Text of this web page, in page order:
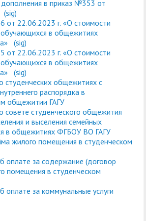
дополнения в приказ №353 от
(sig)
от 22.06.2023 г. «О стоимости
в общежитиях
(sig)
от 22.06.2023 г. «О стоимости
в общежитиях
(sig)
студенческих общежитиях с
распорядка в
общежитии ГАГУ
совете студенческого общежития
и выселения семейных
в общежитиях ФГБОУ ВО ГАГУ
жилого помещения в студенческом
оплате за содержание (договор
помещения в студенческом
оплате за коммунальные услуги